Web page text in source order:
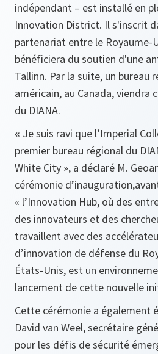
indépendant – est installé en
Innovation District. Il s'inscrit
partenariat entre le Royaume-
bénéficiera du soutien d'une
Tallinn. Par la suite, un bureau
américain, au Canada,
du DIANA.
« Je suis ravi que l’Imperial
premier bureau régional du
White City », a déclaré M.
cérémonie
« l’Innovation Hub, où des
des innovateurs et des
travaillent avec des
d’innovation de défense du
États-Unis, est un
lancement de cette nouvelle
Cette cérémonie a également
David van Weel, secrétaire
pour les défis de sécurité